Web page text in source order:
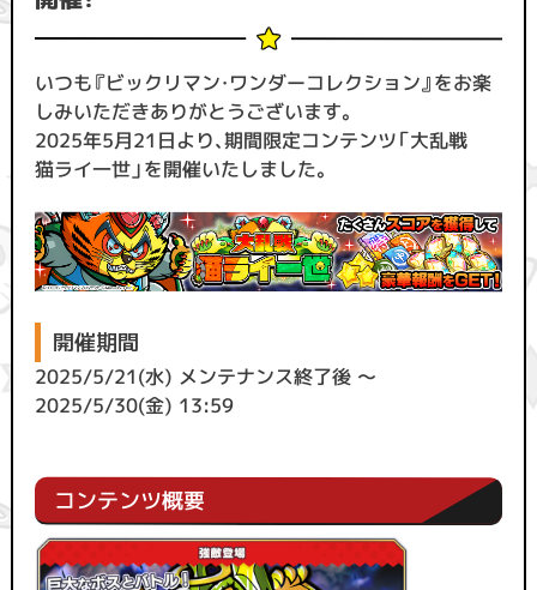
いつも『ビックリマン・ワンダーコレクション』をお楽
しみいただきありがとうございます。
2025年5月21日より、期間限定コンテンツ「大乱戦
猫ライ一世」を開催いたしました。
開催期間
2025/5/21(水) メンテナンス終了後 ～
2025/5/30(金) 13:59
コンテンツ概要